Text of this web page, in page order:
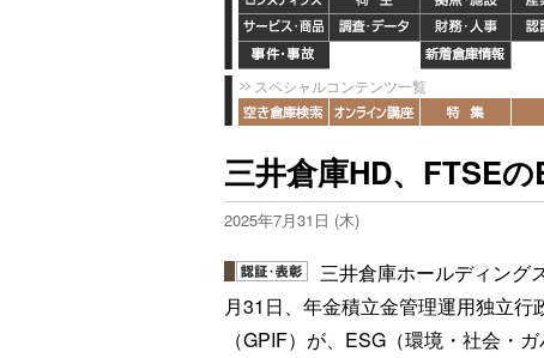
スペシャルコンテンツ一覧
三井倉庫HD、FTSE
2025年7月31日 (木)
三井倉庫ホールディング
月31日、年金積立金管理運用独立行
（GPIF）が、ESG（環境・社会・